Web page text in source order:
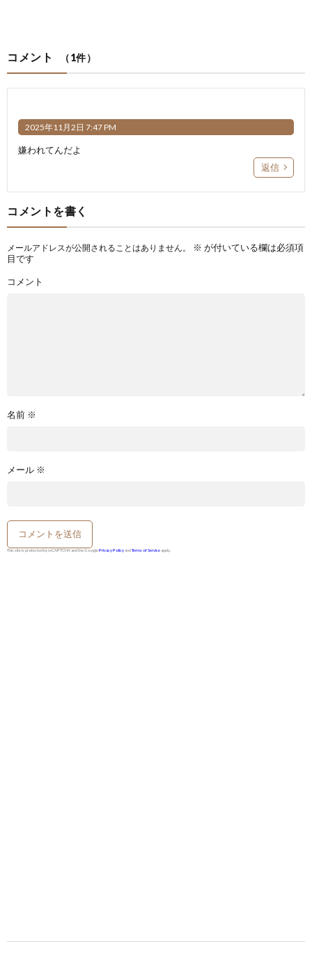
コメント （1件）
2025年11月2日 7:47 PM
嫌われてんだよ
返信
コメントを書く
メールアドレスが公開されることはありません。 ※ が付いている欄は必須項
目です
コメント
名前 ※
メール ※
This site is protected by reCAPTCHA and the GooglePrivacy Policy andTerms of Service apply.